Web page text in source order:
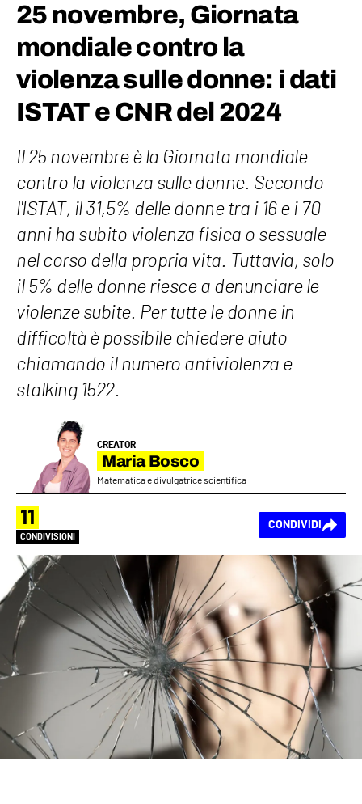
25 novembre, Giornata
mondiale contro la
violenza sulle donne: i dati
ISTAT e CNR del 2024
Il 25 novembre è la Giornata mondiale
contro la violenza sulle donne. Secondo
l'ISTAT, il 31,5% delle donne tra i 16 e i 70
anni ha subito violenza fisica o sessuale
nel corso della propria vita. Tuttavia, solo
il 5% delle donne riesce a denunciare le
violenze subite. Per tutte le donne in
difficoltà è possibile chiedere aiuto
chiamando il numero antiviolenza e
stalking 1522.
CREATOR
Maria Bosco
Matematica e divulgatrice scientifica
11
CONDIVISIONI
CONDIVIDI